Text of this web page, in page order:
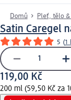
Domů Pleť, tělo
Satin Caregel
5 (1
119,00 Kč
200 ml (59,50 Kč za